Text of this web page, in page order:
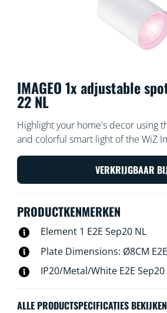
IMAGEO 1x adjustable
22 NL
Highlight your home's decor using
and colorful smart light of the WiZ
on spotlight in white. Use with your
control with the WiZ app or your
VERKRIJGBAAR
PRODUCTKENMERKEN
Element 1 E2E Sep20 NL
Plate Dimensions: Ø8CM
IP20/Metal/White E2E Sep20
ALLE PRODUCTSPECIFICATIES BEKIJKEN